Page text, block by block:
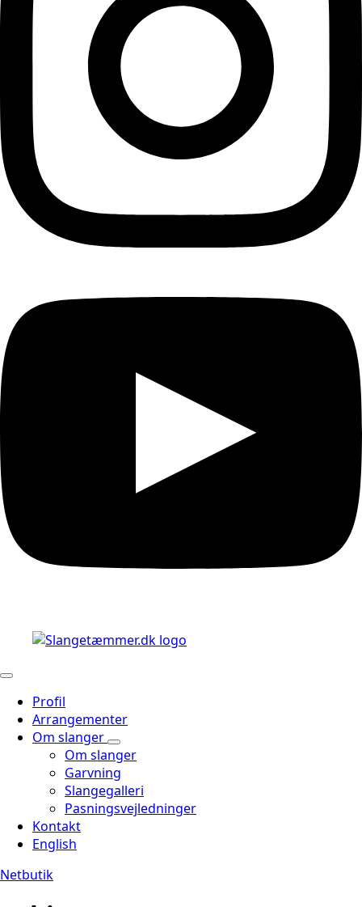
Profil
Arrangementer
Om slanger
Om slanger
Garvning
Slangegalleri
Pasningsvejledninger
Kontakt
English
Netbutik